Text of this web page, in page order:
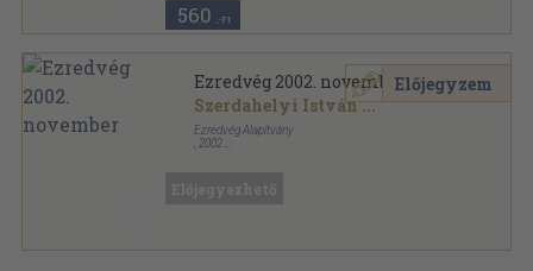
560 ,-Ft
Ezredvég 2002. november
Szerdahelyi István...
Ezredvég Alapítvány
2002
Előjegyzem